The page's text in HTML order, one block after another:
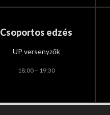
Csoportos edzés
UP versenyzők
18:00 – 19:30